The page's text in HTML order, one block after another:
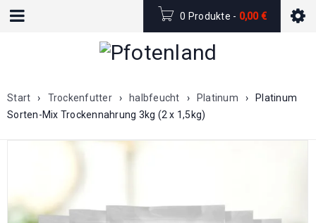
0 Produkte - 0,00€
Start › Trockenfutter › halbfeucht › Platinum ›
Platinum
Sorten-Mix Trockennahrung 3kg (2 x 1,5kg)